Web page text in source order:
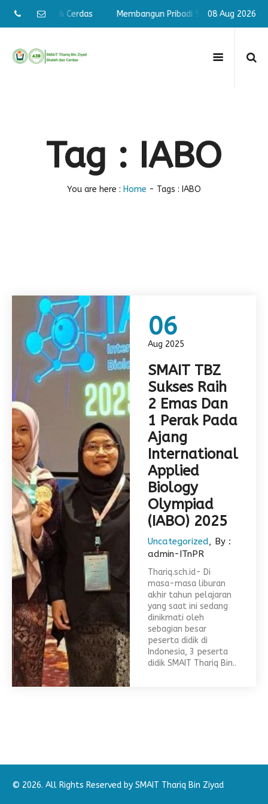
Shaleh & Cerdas Membangun Pribadi Shaleh & Cerdas
08 Aug 2026
Tag : IABO
You are here : Home - Tags : IABO
06
Aug 2025
SMAIT TBZ
Sukses Raih
2 Emas Dan
1 Perak Pada
Ajang
International
Applied
Biology
Olympiad
(IABO) 2025
Uncategorized, By :
admin-ITnPR
Thariq.sch.id- Di
masa-masa liburan
akhir tahun pelajaran
yang saat ini sedang
dinikmati oleh
sebagian besar
peserta didik di
Indonesia, 3 peserta
didik SMAIT Thariq Bin..
© 2026. All Rights Reserved by SMAIT Thariq Bin Ziyad